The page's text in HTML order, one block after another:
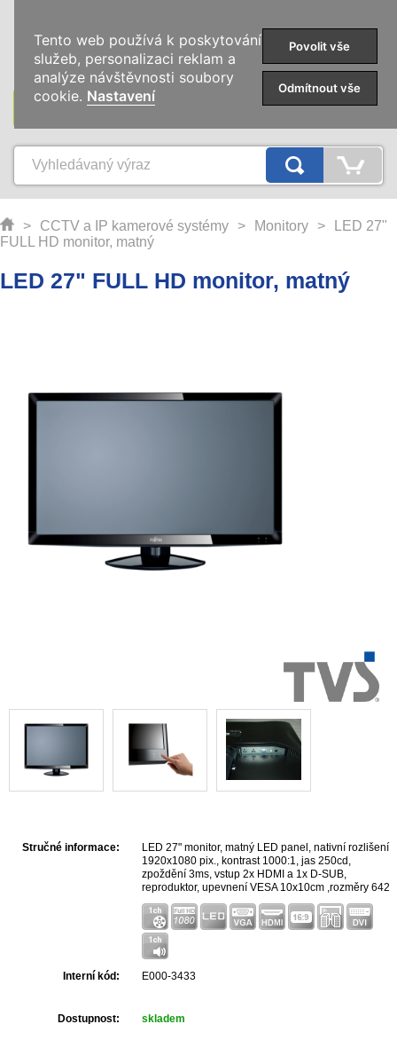
KATEGORIE
> CCTV a IP kamerové systémy > Monitory >
LED 27"
FULL HD monitor, matný
LED 27" FULL HD monitor, matný
Stručné informace:
LED 27" monitor, matný LED panel, nativní rozlišení
1920x1080 pix., kontrast 1000:1, jas 250cd,
zpoždění 3ms, vstup 2x HDMI a 1x D-SUB,
reproduktor, upevnení VESA 10x10cm ,rozměry 642
x 209,9 x 437,9 mm.
Interní kód: E000-3433
Dostupnost: skladem
Tento web používá k poskytování
služeb, personalizaci reklam a
analýze návštěvnosti soubory
cookie. Nastavení
Povolit vše
Odmítnout vše